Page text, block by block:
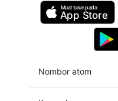
Muat turun pada
App Store
Nombor atom